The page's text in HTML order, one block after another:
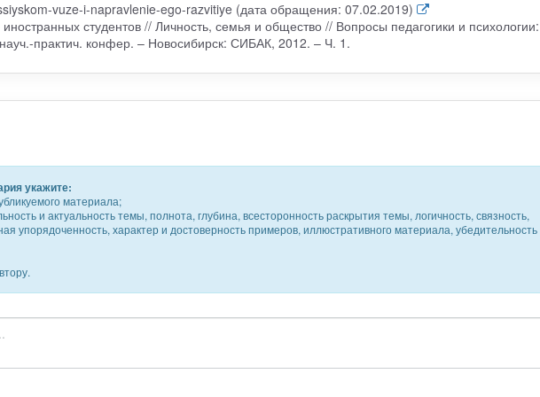
vuze-i-napravlenie-ego-razvitiye (дата обращения: 07.02.2019)
студентов // Личность, семья и общество // Вопросы педагогики и
практич. конфер. – Новосибирск: СИБАК, 2012. – Ч. 1.
укажите:
материала;
и актуальность темы, полнота, глубина, всесторонность раскрытия темы, логичность, связность,
упорядоченность, характер и достоверность примеров, иллюстративного материала, убедительность